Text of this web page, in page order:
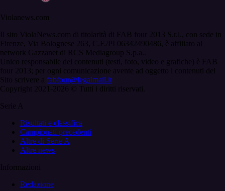
Violanews.com
Il sito ViolaNews.com di titolarità di FAB four 2013 S.r.l., con sede in
Firenze, Via Bolognese 263, C.F./PI 06342490486, è affiliato al
network Gazzanet di RCS Mediagroup S.p.a..
Unico responsabile dei contenuti (testi, foto, video e grafiche) è FAB
four 2013; per ogni comunicazione avente ad oggetto i contenuti del
Sito scrivere a fabfour@legalmail.it
Copyright 2021-2026 © Tutti i diritti riservati.
Serie A
Risultati e classifica
Campionati precedenti
Altre di Serie A
Altre news
Informazioni
Redazione